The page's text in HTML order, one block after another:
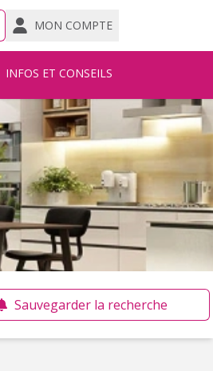
MON COMPTE
INFOS ET CONSEILS
Sauvegarder la recherche